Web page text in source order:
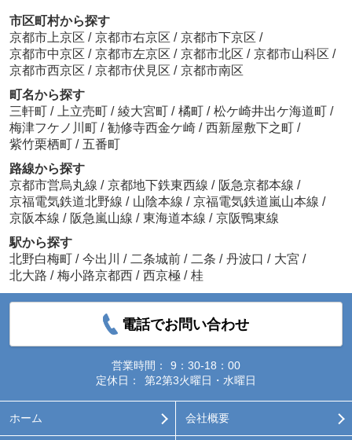
市区町村から探す
京都市上京区 / 京都市右京区 / 京都市下京区 /
京都市中京区 / 京都市左京区 / 京都市北区 / 京都市山科区 /
京都市西京区 / 京都市伏見区 / 京都市南区
町名から探す
三軒町 / 上立売町 / 綾大宮町 / 橘町 / 松ケ崎井出ケ海道町 /
梅津フケノ川町 / 勧修寺西金ケ崎 / 西新屋敷下之町 /
紫竹栗栖町 / 五番町
路線から探す
京都市営烏丸線 / 京都地下鉄東西線 / 阪急京都本線 /
京福電気鉄道北野線 / 山陰本線 / 京福電気鉄道嵐山本線 /
京阪本線 / 阪急嵐山線 / 東海道本線 / 京阪鴨東線
駅から探す
北野白梅町 / 今出川 / 二条城前 / 二条 / 丹波口 / 大宮 /
北大路 / 梅小路京都西 / 西京極 / 桂
電話でお問い合わせ
営業時間：
9：30-18：00
定休日：
第2第3火曜日・水曜日
ホーム 会社概要